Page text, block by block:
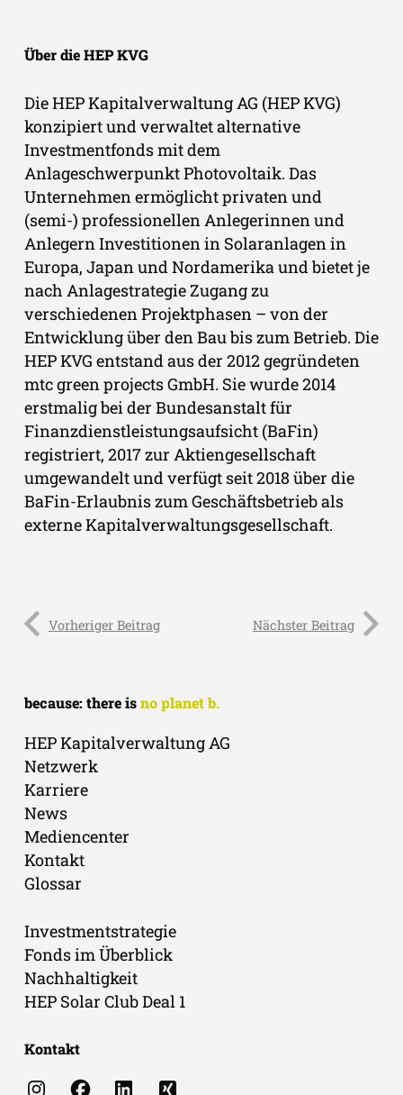
Über die HEP KVG
Die HEP Kapitalverwaltung AG (HEP KVG)
konzipiert und verwaltet alternative
Investmentfonds mit dem
Anlageschwerpunkt Photovoltaik. Das
Unternehmen ermöglicht privaten und
(semi-) professionellen Anlegerinnen und
Anlegern Investitionen in Solaranlagen in
Europa, Japan und Nordamerika und bietet je
nach Anlagestrategie Zugang zu
verschiedenen Projektphasen – von der
Entwicklung über den Bau bis zum Betrieb. Die
HEP KVG entstand aus der 2012 gegründeten
mtc green projects GmbH. Sie wurde 2014
erstmalig bei der Bundesanstalt für
Finanzdienstleistungsaufsicht (BaFin)
registriert, 2017 zur Aktiengesellschaft
umgewandelt und verfügt seit 2018 über die
BaFin-Erlaubnis zum Geschäftsbetrieb als
externe Kapitalverwaltungsgesellschaft.
Vorheriger Beitrag Nächster Beitrag
because: there isno planet b.
HEP Kapitalverwaltung AG
Netzwerk
Karriere
News
Mediencenter
Kontakt
Glossar
Investmentstrategie
Fonds im Überblick
Nachhaltigkeit
HEP Solar Club Deal 1
Kontakt